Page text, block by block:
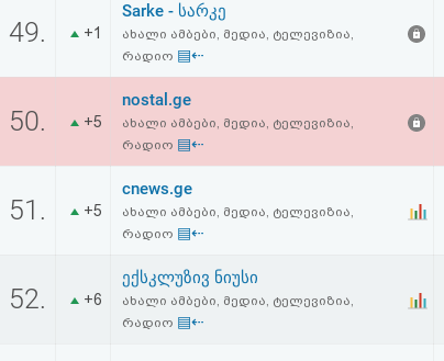
49. +1
Sarke - სარკე
ახალი ამბები, მედია, ტელევიზია,
რადიო ▤⇠
50. +5
nostal.ge
ახალი ამბები, მედია, ტელევიზია,
რადიო ▤⇠
51. +5
cnews.ge
ახალი ამბები, მედია, ტელევიზია,
რადიო ▤⇠
52. +6
ექსკლუზივ ნიუსი
ახალი ამბები, მედია, ტელევიზია,
რადიო ▤⇠